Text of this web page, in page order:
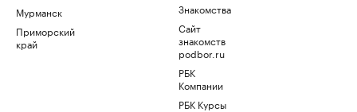
Мурманск
Приморский
край
Знакомства
Сайт
знакомств
podbor.ru
РБК
Компании
РБК Курсы